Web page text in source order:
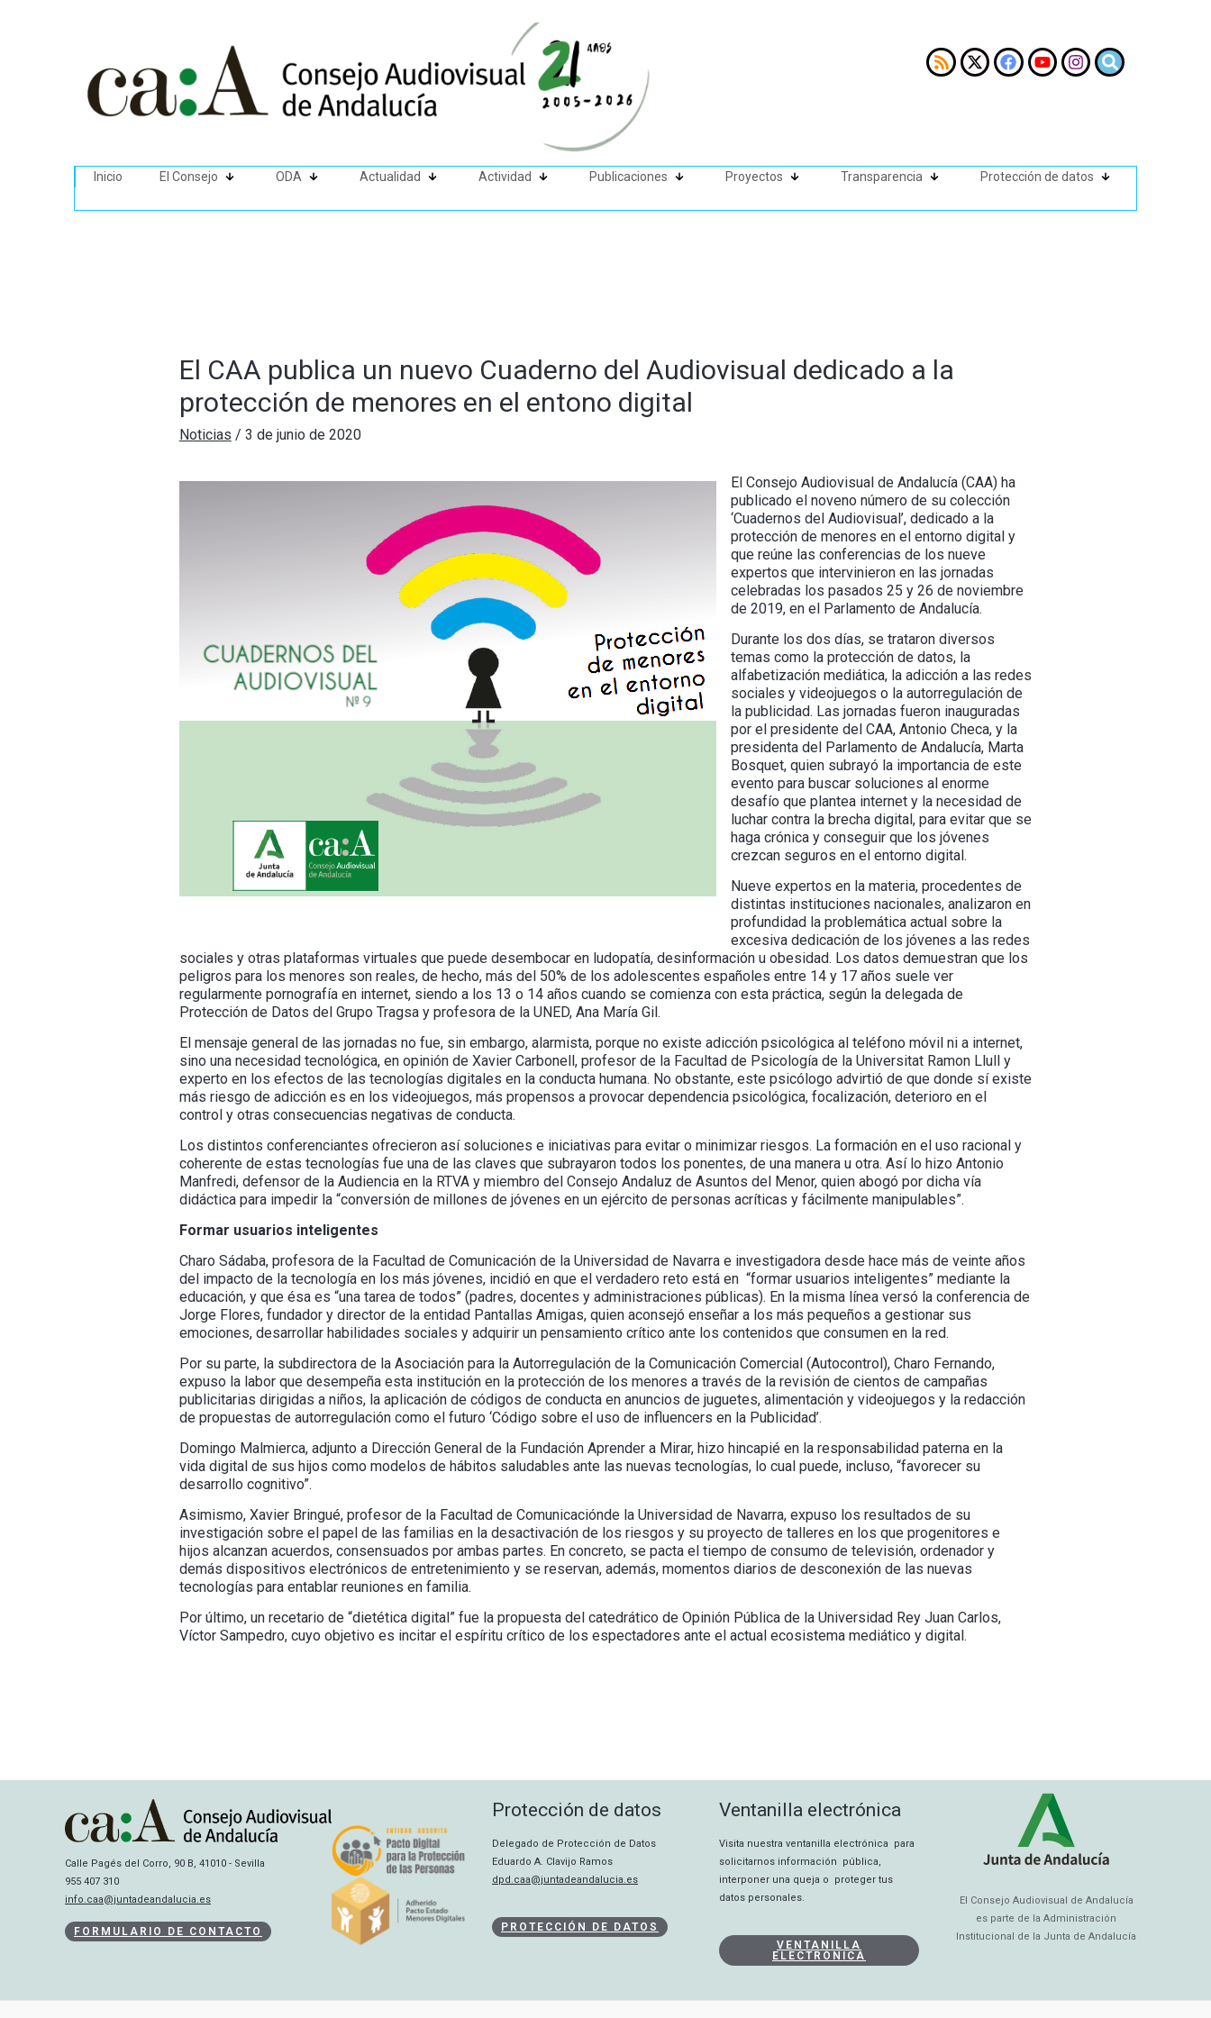
Inicio El Consejo ODA Actualidad Actividad Publicaciones Proyectos Transparencia Protección de datos
El CAA publica un nuevo Cuaderno del Audiovisual dedicado a la
protección de menores en el entono digital
Noticias / 3 de junio de 2020
El Consejo Audiovisual de Andalucía (CAA) ha
publicado el noveno número de su colección
‘Cuadernos del Audiovisual’, dedicado a la
protección de menores en el entorno digital y
que reúne las conferencias de los nueve
expertos que intervinieron en las jornadas
celebradas los pasados 25 y 26 de noviembre
de 2019, en el Parlamento de Andalucía.
Durante los dos días, se trataron diversos
temas como la protección de datos, la
alfabetización mediática, la adicción a las redes
sociales y videojuegos o la autorregulación de
la publicidad. Las jornadas fueron inauguradas
por el presidente del CAA, Antonio Checa, y la
presidenta del Parlamento de Andalucía, Marta
Bosquet, quien subrayó la importancia de este
evento para buscar soluciones al enorme
desafío que plantea internet y la necesidad de
luchar contra la brecha digital, para evitar que se
haga crónica y conseguir que los jóvenes
crezcan seguros en el entorno digital.
Nueve expertos en la materia, procedentes de
distintas instituciones nacionales, analizaron en
profundidad la problemática actual sobre la
excesiva dedicación de los jóvenes a las redes
sociales y otras plataformas virtuales que puede desembocar en ludopatía, desinformación u obesidad. Los datos demuestran que los
peligros para los menores son reales, de hecho, más del 50% de los adolescentes españoles entre 14 y 17 años suele ver
regularmente pornografía en internet, siendo a los 13 o 14 años cuando se comienza con esta práctica, según la delegada de
Protección de Datos del Grupo Tragsa y profesora de la UNED, Ana María Gil.
El mensaje general de las jornadas no fue, sin embargo, alarmista, porque no existe adicción psicológica al teléfono móvil ni a internet,
sino una necesidad tecnológica, en opinión de Xavier Carbonell, profesor de la Facultad de Psicología de la Universitat Ramon Llull y
experto en los efectos de las tecnologías digitales en la conducta humana. No obstante, este psicólogo advirtió de que donde sí existe
más riesgo de adicción es en los videojuegos, más propensos a provocar dependencia psicológica, focalización, deterioro en el
control y otras consecuencias negativas de conducta.
Los distintos conferenciantes ofrecieron así soluciones e iniciativas para evitar o minimizar riesgos. La formación en el uso racional y
coherente de estas tecnologías fue una de las claves que subrayaron todos los ponentes, de una manera u otra. Así lo hizo Antonio
Manfredi, defensor de la Audiencia en la RTVA y miembro del Consejo Andaluz de Asuntos del Menor, quien abogó por dicha vía
didáctica para impedir la “conversión de millones de jóvenes en un ejército de personas acríticas y fácilmente manipulables”.
Formar usuarios inteligentes
Charo Sádaba, profesora de la Facultad de Comunicación de la Universidad de Navarra e investigadora desde hace más de veinte años
del impacto de la tecnología en los más jóvenes, incidió en que el verdadero reto está en “formar usuarios inteligentes” mediante la
educación, y que ésa es “una tarea de todos” (padres, docentes y administraciones públicas). En la misma línea versó la conferencia de
Jorge Flores, fundador y director de la entidad Pantallas Amigas, quien aconsejó enseñar a los más pequeños a gestionar sus
emociones, desarrollar habilidades sociales y adquirir un pensamiento crítico ante los contenidos que consumen en la red.
Por su parte, la subdirectora de la Asociación para la Autorregulación de la Comunicación Comercial (Autocontrol), Charo Fernando,
expuso la labor que desempeña esta institución en la protección de los menores a través de la revisión de cientos de campañas
publicitarias dirigidas a niños, la aplicación de códigos de conducta en anuncios de juguetes, alimentación y videojuegos y la redacción
de propuestas de autorregulación como el futuro ‘Código sobre el uso de influencers en la Publicidad’.
Domingo Malmierca, adjunto a Dirección General de la Fundación Aprender a Mirar, hizo hincapié en la responsabilidad paterna en la
vida digital de sus hijos como modelos de hábitos saludables ante las nuevas tecnologías, lo cual puede, incluso, “favorecer su
desarrollo cognitivo”.
Asimismo, Xavier Bringué, profesor de la Facultad de Comunicaciónde la Universidad de Navarra, expuso los resultados de su
investigación sobre el papel de las familias en la desactivación de los riesgos y su proyecto de talleres en los que progenitores e
hijos alcanzan acuerdos, consensuados por ambas partes. En concreto, se pacta el tiempo de consumo de televisión, ordenador y
demás dispositivos electrónicos de entretenimiento y se reservan, además, momentos diarios de desconexión de las nuevas
tecnologías para entablar reuniones en familia.
Por último, un recetario de “dietética digital” fue la propuesta del catedrático de Opinión Pública de la Universidad Rey Juan Carlos,
Víctor Sampedro, cuyo objetivo es incitar el espíritu crítico de los espectadores ante el actual ecosistema mediático y digital.
Calle Pagés del Corro, 90 B, 41010 - Sevilla
955 407 310
info.caa@juntadeandalucia.es
FORMULARIO DE CONTACTO
Protección de datos
Delegado de Protección de Datos
Eduardo A. Clavijo Ramos
dpd.caa@juntadeandalucia.es
PROTECCIÓN DE DATOS
Ventanilla electrónica
Visita nuestra ventanilla electrónica para
solicitarnos información pública,
interponer una queja o proteger tus
datos personales.
VENTANILLA
ELECTRÓNICA
El Consejo Audiovisual de Andalucía
es parte de la Administración
Institucional de la Junta de Andalucía